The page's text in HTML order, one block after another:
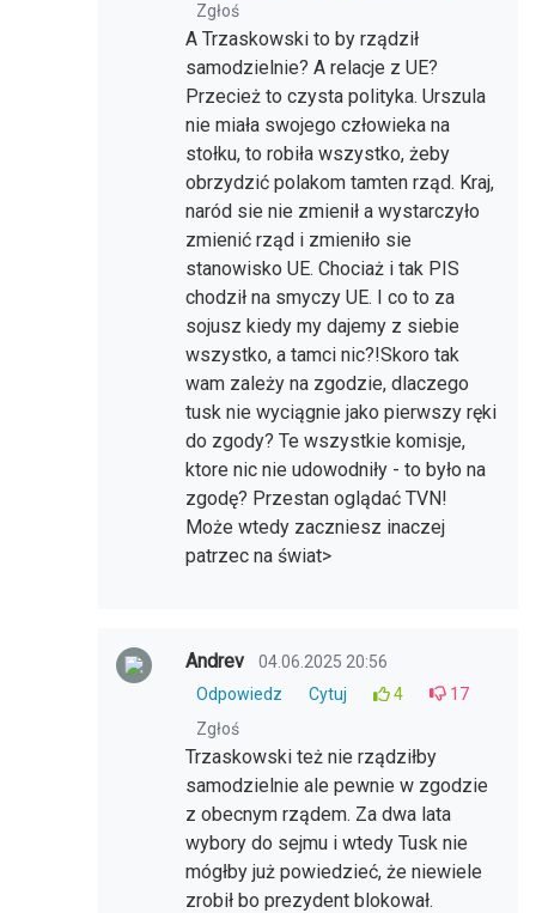
Zgłoś
A Trzaskowski to by rządził
samodzielnie? A relacje z UE?
Przecież to czysta polityka. Urszula
nie miała swojego człowieka na
stołku, to robiła wszystko, żeby
obrzydzić polakom tamten rząd. Kraj,
naród sie nie zmienił a wystarczyło
zmienić rząd i zmieniło sie
stanowisko UE. Chociaż i tak PIS
chodził na smyczy UE. I co to za
sojusz kiedy my dajemy z siebie
wszystko, a tamci nic?!Skoro tak
wam zależy na zgodzie, dlaczego
tusk nie wyciągnie jako pierwszy ręki
do zgody? Te wszystkie komisje,
ktore nic nie udowodniły - to było na
zgodę? Przestan oglądać TVN!
Może wtedy zaczniesz inaczej
patrzec na świat>
Andrev
04.06.2025 20:56
Odpowiedz
Cytuj 4
17
Zgłoś
Trzaskowski też nie rządziłby
samodzielnie ale pewnie w zgodzie
z obecnym rządem. Za dwa lata
wybory do sejmu i wtedy Tusk nie
mógłby już powiedzieć, że niewiele
zrobił bo prezydent blokował.